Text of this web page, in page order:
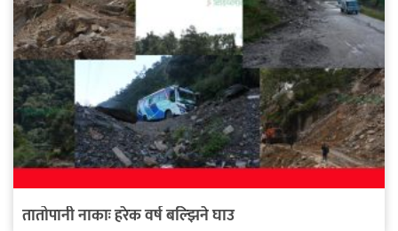
तातोपानी नाकाः हरेक वर्ष बल्झिने घाउ